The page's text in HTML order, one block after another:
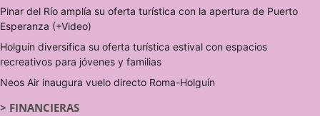
Pinar del Río amplía su oferta turística con la apertura de Puerto
Esperanza (+Video)
Holguín diversifica su oferta turística estival con espacios
recreativos para jóvenes y familias
Neos Air inaugura vuelo directo Roma-Holguín
> FINANCIERAS